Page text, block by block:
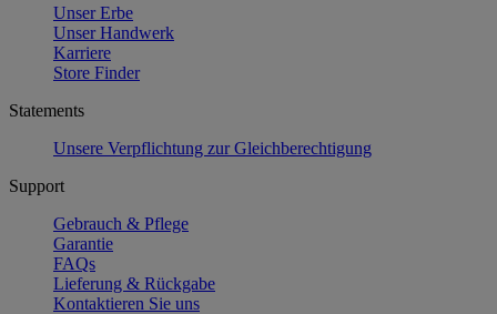
Unser Erbe
Unser Handwerk
Karriere
Store Finder
Statements
Unsere Verpflichtung zur Gleichberechtigung
Support
Gebrauch & Pflege
Garantie
FAQs
Lieferung & Rückgabe
Kontaktieren Sie uns